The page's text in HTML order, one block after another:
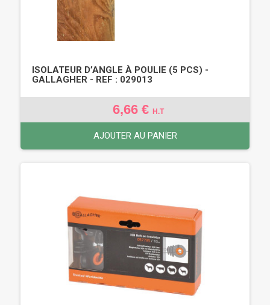
ISOLATEUR D’ANGLE À POULIE (5 PCS) -
GALLAGHER - REF : 029013
6,66 € H.T
AJOUTER AU PANIER